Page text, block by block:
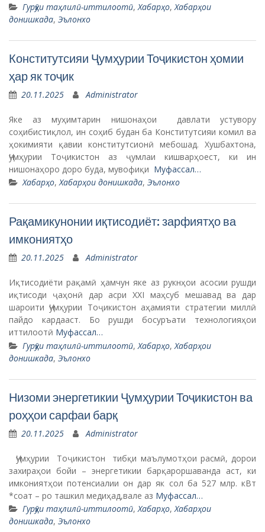
Гурӯҳи таҳлилӣ-иттилоотӣ, Хабарҳо, Хабарҳои
донишкада, Эълонхо
Конститутсияи Ҷумҳурии Тоҷикистон ҳомии
ҳар як тоҷик
20.11.2025 Administrator
Яке аз муҳимтарин нишонаҳои давлати устувору
соҳибистиқлол, ин соҳиб будан ба Конститутсияи комил ва
ҳокимияти қавии конститутсионӣ мебошад. Хушбахтона,
Ҷумҳурии Тоҷикистон аз ҷумлаи кишварҳоест, ки ин
нишонаҳоро доро буда, мувофиқи Муфассал…
Хабарҳо,Хабарҳои донишкада, Эълонхо
Рақамикунонии иқтисодиёт: зарфиятҳо ва
имкониятҳо
20.11.2025 Administrator
Иқтисодиёти рақамӣ ҳамчун яке аз рукнҳои асосии рушди
иқтисоди ҷаҳонӣ дар асри XXI маҳсуб мешавад ва дар
шароити Ҷумҳурии Тоҷикистон аҳамияти стратегии миллӣ
пайдо кардааст. Бо рушди босуръати технологияҳои
иттилоотӣ Муфассал…
Гурӯҳи таҳлилӣ-иттилоотӣ, Хабарҳо, Хабарҳои
донишкада, Эълонхо
Низоми энергетикии Ҷумҳурии Тоҷикистон ва
роҳҳои сарфаи барқ
20.11.2025 Administrator
Ҷумҳурии Тоҷикистон тибқи маълумотҳои расмӣ, дорои
захираҳои бойи – энергетикии барқароршаванда аст, ки
имкониятҳои потенсиалии он дар як сол ба 527 млр. кВт
*соат – ро ташкил медиҳад,вале аз Муфассал…
Гурӯҳи таҳлилӣ-иттилоотӣ,Хабарҳо,Хабарҳои
донишкада, Эълонхо